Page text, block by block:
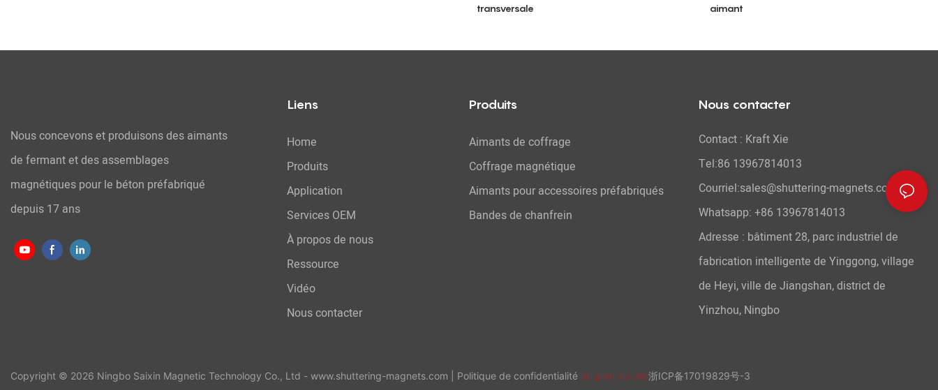
transversale
aimant
Nous concevons et produisons des aimants
de fermant et des assemblages
magnétiques pour le béton préfabriqué
depuis 17 ans
Liens
Home
Produits
Application
Services OEM
À propos de nous
Ressource
Vidéo
Nous contacter
Produits
Aimants de coffrage
Coffrage magnétique
Aimants pour accessoires préfabriqués
Bandes de chanfrein
Nous contacter
Contact : Kraft Xie
Tel:86 13967814013
Courriel:sales@shuttering-magnets.com
Whatsapp: +86 13967814013
Adresse : bâtiment 28, parc industriel de
fabrication intelligente de Yinggong, village
de Heyi, ville de Jiangshan, district de
Yinzhou, Ningbo
Copyright © 2026 Ningbo Saixin Magnetic Technology Co., Ltd - www.shuttering-magnets.com | Politique de confidentialité du plan du site浙ICP备17019829号-3